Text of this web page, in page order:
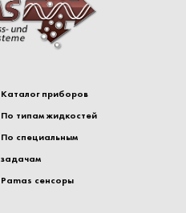
Каталог приборов
По типам жидкостей
По специальным
задачам
Pamas сенсоры